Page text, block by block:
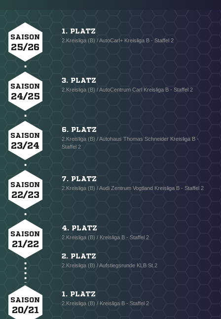
SAISON
25/26
1. PLATZ
2.Kreisliga (B) / AutoCarl+ Kreisliga B - Staffel 2
SAISON
24/25
3. PLATZ
2.Kreisliga (B) / AutoCentrum Carl Kreisliga B - Staffel 2
SAISON
23/24
6. PLATZ
2.Kreisliga (B) / Autohaus Thomas Schneider Kreisliga B -
Staffel 2
SAISON
22/23
7. PLATZ
2.Kreisliga (B) / Audi Zentrum Vogtland Kreisliga B - Staffel 2
SAISON
21/22
4. PLATZ
2.Kreisliga (B) / Kreisliga B - Staffel 2
2. PLATZ
2.Kreisliga (B) / Aufstiegsrunde KLB St.2
SAISON
20/21
1. PLATZ
2.Kreisliga (B) / Kreisliga B - Staffel 2